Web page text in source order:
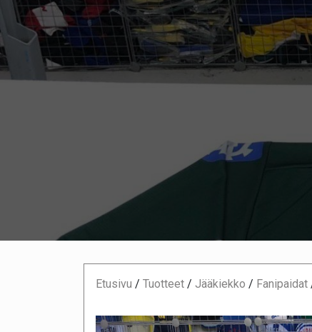
Etusivu / Tuotteet / Jääkiekko / Fanipaidat